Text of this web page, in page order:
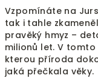
Vzpomínáte na
tak i tahle
pravěký hmyz –
milionů let. V
kterou příroda
jaká přečkala věky.